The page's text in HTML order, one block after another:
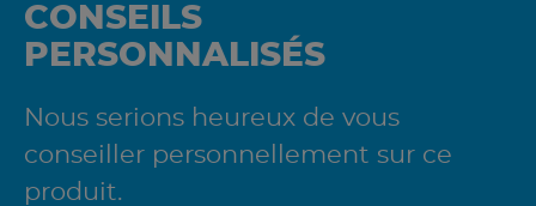
CONSEILS
PERSONNALISÉS
Nous serions heureux de vous
conseiller personnellement sur ce
produit.